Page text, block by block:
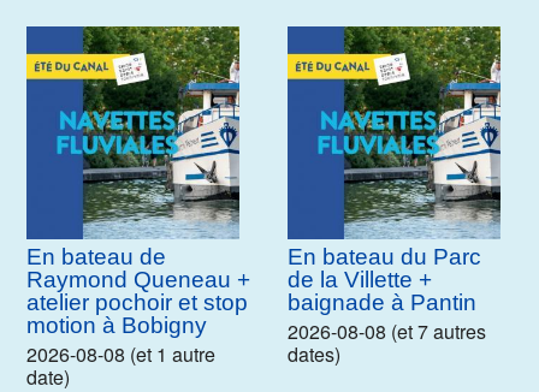
En bateau de
Raymond Queneau +
atelier pochoir et stop
motion à Bobigny
2026-08-08 (et 1 autre
date)
En bateau du Parc
de la Villette +
baignade à Pantin
2026-08-08 (et 7 autres
dates)